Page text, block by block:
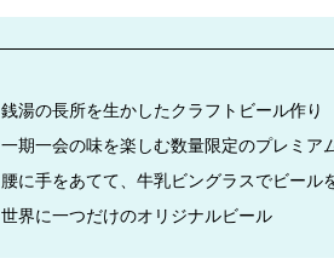
銭湯の長所を生かしたクラフトビール作り
一期一会の味を楽しむ数量限定のプレミア
腰に手をあてて、牛乳ビングラスでビール
世界に一つだけのオリジナルビール